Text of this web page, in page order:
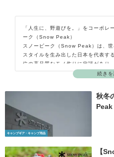
続き
「人生に、野遊びを。」をコーポレ
ーク（Snow Peak）
スノーピーク（Snow Peak）は、
スタイルを生み出した日本を代表す
位の高品質なモノ作りに定評があり
はじめ寝具やタープ、マグカップな
ーザーである」という立場で作られ
国内で生産されており、信頼でき
キャンプギア・キャンプ用品
秋冬
【